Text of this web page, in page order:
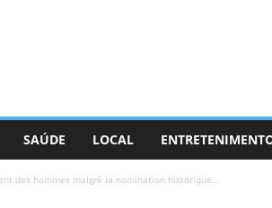
SAÚDE LOCAL
des hommes malgré la nomination historique...